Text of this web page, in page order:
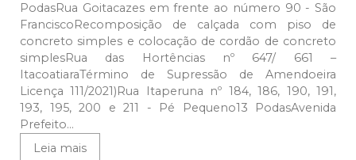
PodasRua Goitacazes em frente ao número 90 - São
FranciscoRecomposição de calçada com piso de
concreto simples e colocação de cordão de concreto
simplesRua das Hortências nº 647/ 661 –
ItacoatiaraTérmino de Supressão de Amendoeira
Licença 111/2021)Rua Itaperuna nº 184, 186, 190, 191,
193, 195, 200 e 211 - Pé Pequeno13 PodasAvenida
Prefeito...
Leia mais